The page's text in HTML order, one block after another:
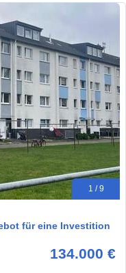
1 / 9
für eine Investition
134.000 €